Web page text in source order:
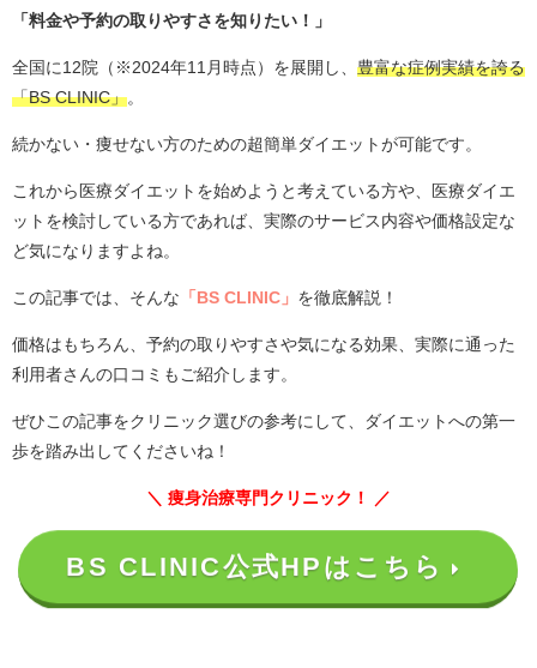
「料金や予約の取りやすさを知りたい！」
全国に12院（※2024年11月時点）を展開し、 豊富な症例実績を誇る
「BS CLINIC」。
続かない・痩せない方のための超簡単ダイエットが可能です。
これから医療ダイエットを始めようと考えている方や、医療ダイエ
ットを検討している方であれば、実際のサービス内容や価格設定な
ど気になりますよね。
この記事では、そんな 「BS CLINIC」 を徹底解説！
価格はもちろん、予約の取りやすさや気になる効果、実際に通った
利用者さんの口コミもご紹介します。
ぜひこの記事をクリニック選びの参考にして、ダイエットへの第一
歩を踏み出してくださいね！
＼ 痩身治療専門クリニック！ ／
BS CLINIC公式HPはこちら